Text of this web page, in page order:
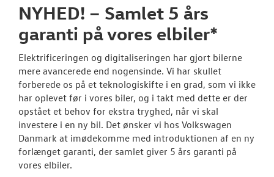
Elektrisk
Modeller
ID. Polo
Aktuelle
NYHED! – Samlet 5 års
garanti på vores elbiler*
Elektrificeringen og digitaliseringen har gjort bilerne
mere avancerede end nogensinde. Vi har skullet
forberede os på et teknologiskifte i en grad, som vi ikke
har oplevet før i vores biler, og i takt med dette er der
opstået et behov for ekstra tryghed, når vi skal
investere i en ny bil. Det ønsker vi hos Volkswagen
Danmark at imødekomme med introduktionen af en ny
forlænget garanti, der samlet giver 5 års garanti på
vores elbiler.